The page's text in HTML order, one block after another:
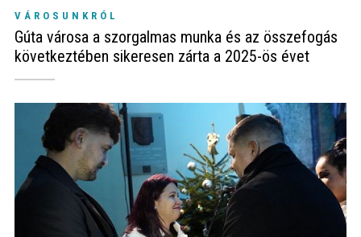
VÁROSUNKRÓL
Gúta városa a szorgalmas munka és az összefogás
következtében sikeresen zárta a 2025-ös évet